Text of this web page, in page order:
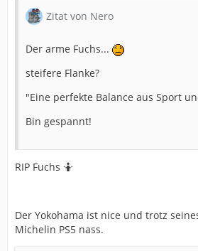
Zitat von Nero
Der arme Fuchs...
steifere Flanke?
"Eine perfekte Balance aus Sport
Bin gespannt!
RIP Fuchs 🤷
Der Yokohama ist nice und trotz
Michelin PS5 nass.